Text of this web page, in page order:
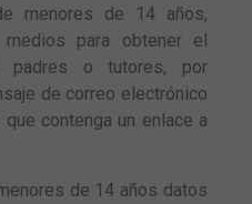
menores de 14 años,
para obtener el
padres o tutores, por
de correo electrónico
contenga un enlace a
de 14 años datos